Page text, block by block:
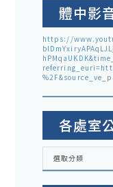
體中影
https://
各處室
各
室
選取分類